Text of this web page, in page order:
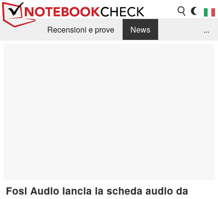
Recensioni e prove
News
...
Fosi Audio lancia la scheda audio da